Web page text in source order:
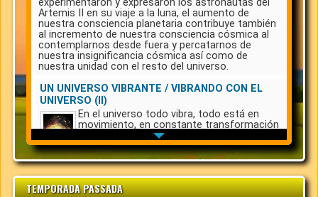
TEMPORADA PASSADA